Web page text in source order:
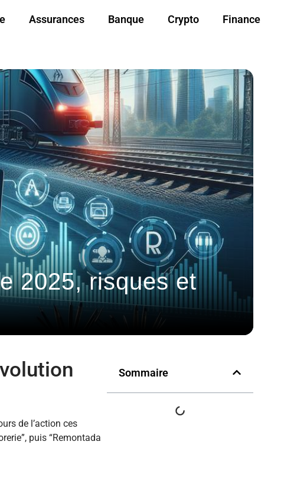
Assurances Banque Crypto Finance
2025, risques et
Sommaire
de l’action ces
puis “Remontada